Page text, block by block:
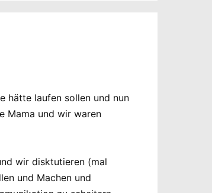
hätte laufen sollen und nun
Mama und wir waren
wir disktutieren (mal
und Machen und